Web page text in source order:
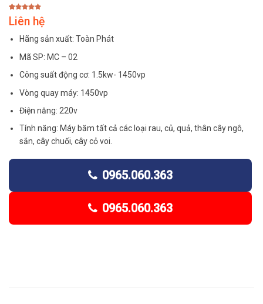
5.00trên
5 dựa trên
1Liên hệ
Hãng sản xuất: Toàn Phát
Mã SP: MC – 02
Công suất động cơ: 1.5kw- 1450vp
Vòng quay máy: 1450vp
Điện năng: 220v
Tính năng: Máy băm tất cả các loại rau, củ, quả, thân cây ngô,
sắn, cây chuối, cây cỏ voi.
0965.060.363
0965.060.363